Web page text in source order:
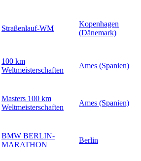
Straßenlauf-WM
Kopenhagen
(Dänemark)
100 km
Weltmeisterschaften
Ames (Spanien)
Masters 100 km
Weltmeisterschaften
Ames (Spanien)
BMW BERLIN-
MARATHON
Berlin